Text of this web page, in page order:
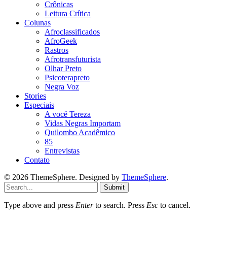
Crônicas
Leitura Crítica
Colunas
Afroclassificados
AfroGeek
Rastros
Afrotransfuturista
Olhar Preto
Psicoterapreto
Negra Voz
Stories
Especiais
A você Tereza
Vidas Negras Importam
Quilombo Acadêmico
85
Entrevistas
Contato
© 2026 ThemeSphere. Designed by ThemeSphere.
Submit
Type above and press Enterto search. Press Esc to cancel.